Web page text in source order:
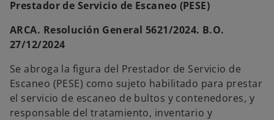
Prestador de Servicio de Escaneo (PESE)
ARCA. Resolución General 5621/2024. B.O.
27/12/2024
Se abroga la figura del Prestador de Servicio de
Escaneo (PESE) como sujeto habilitado para prestar
el servicio de escaneo de bultos y contenedores, y
responsable del tratamiento, inventario y